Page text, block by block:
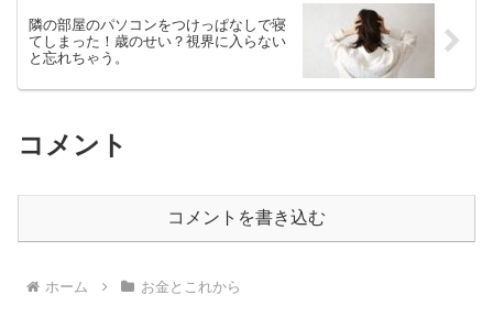
隣の部屋のパソコンをつけっぱなしで寝
てしまった！歳のせい？視界に入らない
と忘れちゃう。
コメント
コメントを書き込む
ホーム お金とこれから